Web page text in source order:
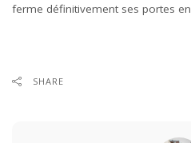
ferme définitivement ses portes en
SHARE